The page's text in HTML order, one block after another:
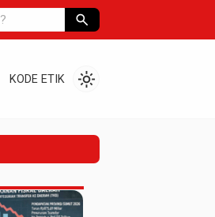
search
KODE ETIK light_mode